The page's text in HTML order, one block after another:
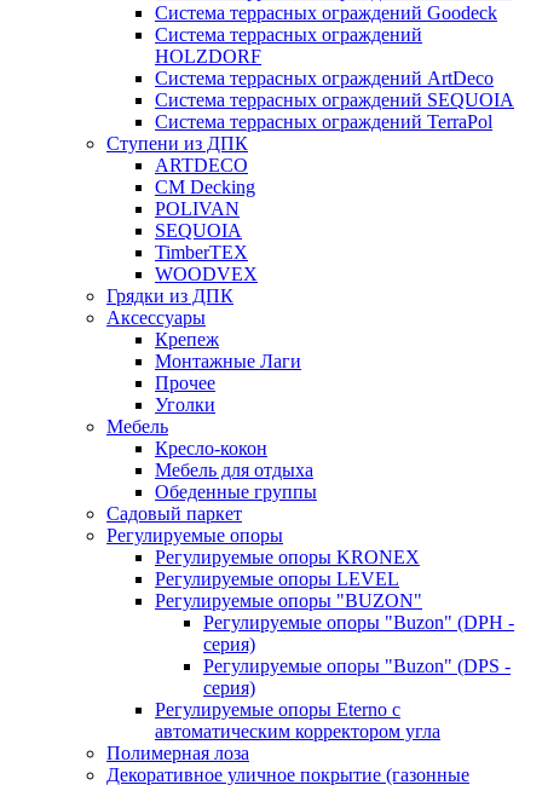
Система террасных ограждений Goodeck
Система террасных ограждений
HOLZDORF
Система террасных ограждений ArtDeco
Система террасных ограждений SEQUOIA
Система террасных ограждений TerraPol
Ступени из ДПК
ARTDECO
CM Decking
POLIVAN
SEQUOIA
TimberTEX
WOODVEX
Грядки из ДПК
Аксессуары
Крепеж
Монтажные Лаги
Прочее
Уголки
Мебель
Кресло-кокон
Мебель для отдыха
Обеденные группы
Садовый паркет
Регулируемые опоры
Регулируемые опоры KRONEX
Регулируемые опоры LEVEL
Регулируемые опоры "BUZON"
Регулируемые опоры "Buzon" (DPH -
серия)
Регулируемые опоры "Buzon" (DPS -
серия)
Регулируемые опоры Eterno с
автоматическим корректором угла
Полимерная лоза
Декоративное уличное покрытие (газонные